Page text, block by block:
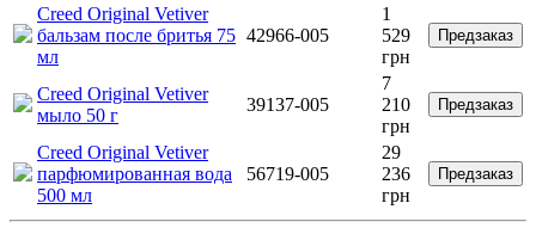
Creed Original Vetiver
бальзам после бритья 75
мл
42966-005
1
529
грн
Предзаказ
Creed Original Vetiver
мыло 50 г
39137-005
7
210
грн
Предзаказ
Creed Original Vetiver
парфюмированная вода
500 мл
56719-005
29
236
грн
Предзаказ